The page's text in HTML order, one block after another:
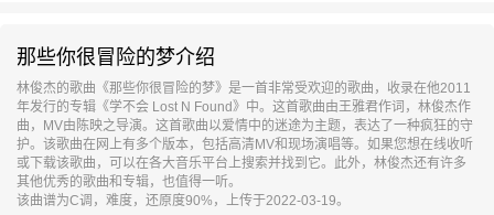
那些你很冒险的梦介绍
林俊杰的歌曲《那些你很冒险的梦》是一首非常受欢迎的歌曲，收录在他2011
年发行的专辑《学不会 Lost N Found》中。这首歌曲由王雅君作词，林俊杰作
曲，MV由陈映之导演。这首歌曲以爱情中的迷途为主题，表达了一种疯狂的守
护。该歌曲在网上有多个版本，包括高清MV和现场演唱等。如果您想在线收听
或下载该歌曲，可以在各大音乐平台上搜索并找到它。此外，林俊杰还有许多
其他优秀的歌曲和专辑，也值得一听。
该曲谱为C调，难度，还原度90%，上传于2022-03-19。